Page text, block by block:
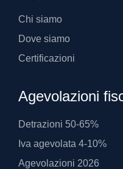
Chi siamo
Dove siamo
Certificazioni
Agevolazioni
Detrazioni 50-65%
Iva agevolata 4-10%
Agevolazioni 2026